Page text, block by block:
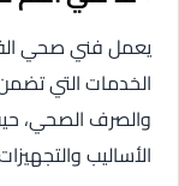
يعمل فني صحي
الخدمات التي
والصرف الصحي،
الأساليب